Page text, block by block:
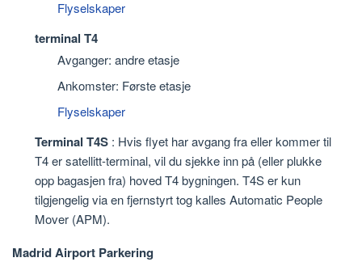
Flyselskaper
terminal T4
Avganger: andre etasje
Ankomster: Første etasje
Flyselskaper
Terminal T4S : Hvis flyet har avgang fra eller kommer til
T4 er satellitt-terminal, vil du sjekke inn på (eller plukke
opp bagasjen fra) hoved T4 bygningen. T4S er kun
tilgjengelig via en fjernstyrt tog kalles Automatic People
Mover (APM).
Madrid Airport Parkering